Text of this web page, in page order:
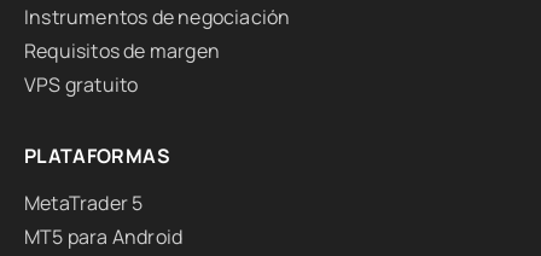
Instrumentos de negociación
Requisitos de margen
VPS gratuito
PLATAFORMAS
MetaTrader 5
MT5 para Android